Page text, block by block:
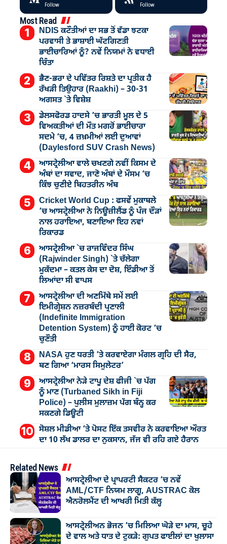
Follow Follow
Most Read
NDIS ਕਟੌਤੀਆਂ ਦਾ ਸਭ ਤੋਂ ਵੱਡਾ ਝਟਕਾ
ਪਰਵਾਸੀ ਤੇ ਭਾਸ਼ਾਈ ਘੱਟਗਿਣਤੀ
ਭਾਈਚਾਰਿਆਂ ਨੂੰ? ਨਵੇਂ ਨਿਯਮਾਂ ਨੇ ਵਧਾਈ
ਚਿੰਤਾ
ਭੈਣ-ਭਰਾ ਦੇ ਪਵਿੱਤਰ ਰਿਸ਼ਤੇ ਦਾ ਪ੍ਰਤੀਕ ਹੈ
ਰੱਖੜੀ ਤਿਉਹਾਰ (Raakhi) – 30-31
ਅਗਸਤ `ਤੇ ਵਿਸ਼ੇਸ਼
ਡੇਲਸਫੋਰਡ ਹਾਦਸੇ ’ਚ ਭਾਰਤੀ ਮੂਲ ਦੇ 5
ਵਿਅਕਤੀਆਂ ਦੀ ਮੌਤ ਮਗਰੋਂ ਭਾਈਚਾਰਾ
ਸਦਮੇ ’ਚ, 4 ਜ਼ਖ਼ਮੀਆਂ ਲਈ ਦੁਆਵਾਂ
(Daylesford SUV Crash News)
ਆਸਟ੍ਰੇਲੀਆ ਵਾਲੇ ਚਖਣਗੇ ਨਵੀਂ ਕਿਸਮ ਦੇ
ਅੰਬਾਂ ਦਾ ਸਵਾਦ, ਜਾਣੋ ਅੰਬਾਂ ਦੇ ਮੌਸਮ ’ਚ
ਕਿੰਝ ਚੁਣੀਏ ਬਿਹਤਰੀਨ ਅੰਬ
Cricket World Cup : ਫਸਵੇਂ ਮੁਕਾਬਲੇ
’ਚ ਆਸਟ੍ਰੇਲੀਆ ਨੇ ਨਿਊਜ਼ੀਲੈਂਡ ਨੂੰ ਪੰਜ ਦੌੜਾਂ
ਨਾਲ ਹਰਾਇਆ, ਬਣਾਇਆ ਇਹ ਨਵਾਂ
ਰਿਕਾਰਡ
ਆਸਟ੍ਰੇਲੀਆ `ਚ ਰਾਜਵਿੰਦਰ ਸਿੰਘ
(Rajwinder Singh) `ਤੇ ਚੱਲੇਗਾ
ਮੁੁਕੱਦਮਾ – ਕਤਲ ਕੇਸ ਦਾ ਦੋਸ਼, ਇੰਡੀਆ ਤੋਂ
ਲਿਆਂਦਾ ਸੀ ਵਾਪਸ
ਆਸਟ੍ਰੇਲੀਆ ਦੀ ਅਣਮਿੱਥੇ ਸਮੇਂ ਲਈ
ਇਮੀਗ੍ਰੇਸ਼ਨ ਨਜ਼ਰਬੰਦੀ ਪ੍ਰਣਾਲੀ
(Indefinite Immigration
Detention System) ਨੂੰ ਹਾਈ ਕੋਰਟ ’ਚ
ਚੁਣੌਤੀ
NASA ਹੁਣ ਧਰਤੀ ’ਤੇ ਕਰਵਾਏਗਾ ਮੰਗਲ ਗ੍ਰਹਿ ਦੀ ਸੈਰ,
ਬਣ ਗਿਆ ‘ਮਾਰਸ ਸਿਮੁਲੇਟਰ’
ਆਸਟ੍ਰੇਲੀਆ ਨੇੜੇ ਟਾਪੂ ਦੇਸ਼ ਫੀਜੀ `ਚ ਪੱਗ
ਨੂੰ ਮਾਣ (Turbaned Sikh in Fiji
Police) – ਪੁਲੀਸ ਮੁਲਾਜ਼ਮ ਪੱਗ ਬੰਨ੍ਹ ਕਰ
ਸਕਣਗੇ ਡਿਊਟੀ
ਸੋਸ਼ਲ ਮੀਡੀਆ ’ਤੇ ਪੋਸਟ ਇੱਕ ਤਸਵੀਰ ਨੇ ਕਰਵਾਇਆ ਔਰਤ
ਦਾ 10 ਲੱਖ ਡਾਲਰ ਦਾ ਨੁਕਸਾਨ, ਜੱਜ ਵੀ ਰਹਿ ਗਏ ਹੈਰਾਨ
Related News
ਆਸਟ੍ਰੇਲੀਆ ਦੇ ਪ੍ਰਾਪਰਟੀ ਸੈਕਟਰ ’ਚ ਨਵੇਂ
AML/CTF ਨਿਯਮ ਲਾਗੂ, AUSTRAC ਕੋਲ
ਐਨਰੋਲਮੈਂਟ ਦੀ ਆਖਰੀ ਮਿਤੀ ਕੱਲ੍ਹ
ਆਸਟ੍ਰੇਲੀਅਨ ਭੋਜਨ ’ਚ ਮਿਲਿਆ ਘੋੜੇ ਦਾ ਮਾਸ, ਚੂਹੇ
ਦੇ ਵਾਲ ਅਤੇ ਧਾਤ ਦੇ ਟੁਕੜੇ: ਗੁਪਤ ਫਾਈਲਾਂ ਦਾ ਖੁਲਾਸਾ